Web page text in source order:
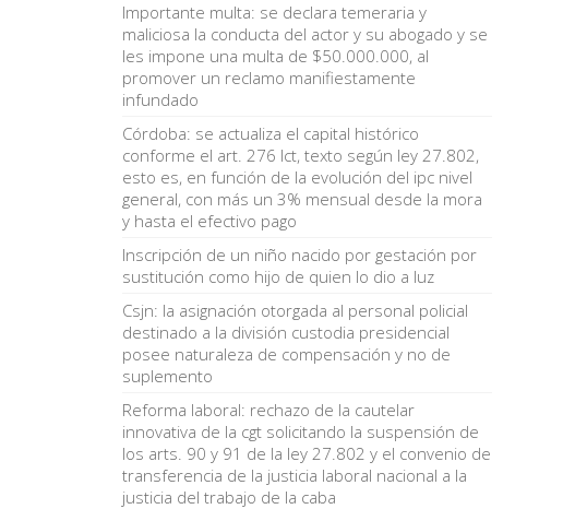
Importante multa: se declara temeraria y
maliciosa la conducta del actor y su abogado y se
les impone una multa de $50.000.000, al
promover un reclamo manifiestamente
infundado
Córdoba: se actualiza el capital histórico
conforme el art. 276 lct, texto según ley 27.802,
esto es, en función de la evolución del ipc nivel
general, con más un 3% mensual desde la mora
y hasta el efectivo pago
Inscripción de un niño nacido por gestación por
sustitución como hijo de quien lo dio a luz
Csjn: la asignación otorgada al personal policial
destinado a la división custodia presidencial
posee naturaleza de compensación y no de
suplemento
Reforma laboral: rechazo de la cautelar
innovativa de la cgt solicitando la suspensión de
los arts. 90 y 91 de la ley 27.802 y el convenio de
transferencia de la justicia laboral nacional a la
justicia del trabajo de la caba